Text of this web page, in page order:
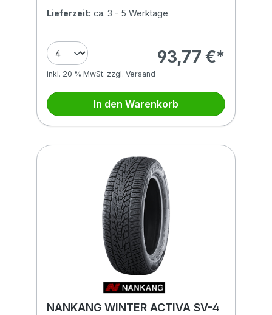
Lieferzeit: ca. 3 - 5 Werktage
93,77 €*
inkl. 20 % MwSt. zzgl. Versand
In den Warenkorb
NANKANG WINTER ACTIVA SV-4